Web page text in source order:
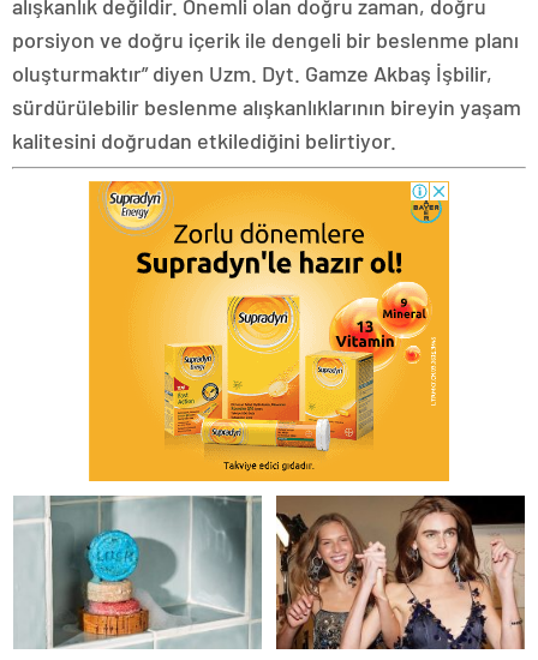
alışkanlık değildir. Önemli olan doğru zaman, doğru
porsiyon ve doğru içerik ile dengeli bir beslenme planı
oluşturmaktır” diyen Uzm. Dyt. Gamze Akbaş İşbilir,
sürdürülebilir beslenme alışkanlıklarının bireyin yaşam
kalitesini doğrudan etkilediğini belirtiyor.